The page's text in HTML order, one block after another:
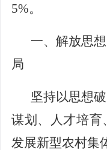
5%。
一、解放思
局
坚持以思想
谋划、人才培育
发展新型农村集